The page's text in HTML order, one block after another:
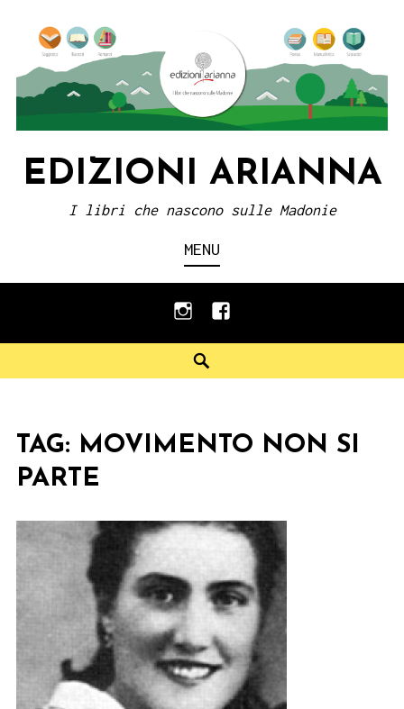
content
EDIZIONI ARIANNA
I libri che nascono sulle Madonie
MENU
instagramfacebook
TAG: MOVIMENTO NON SI
PARTE